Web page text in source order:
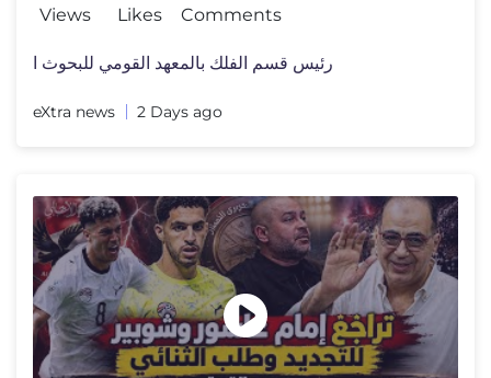
Views
Likes
Comments
رئيس قسم الفلك بالمعهد القومي للبحوث ا
eXtra news 2 Days ago